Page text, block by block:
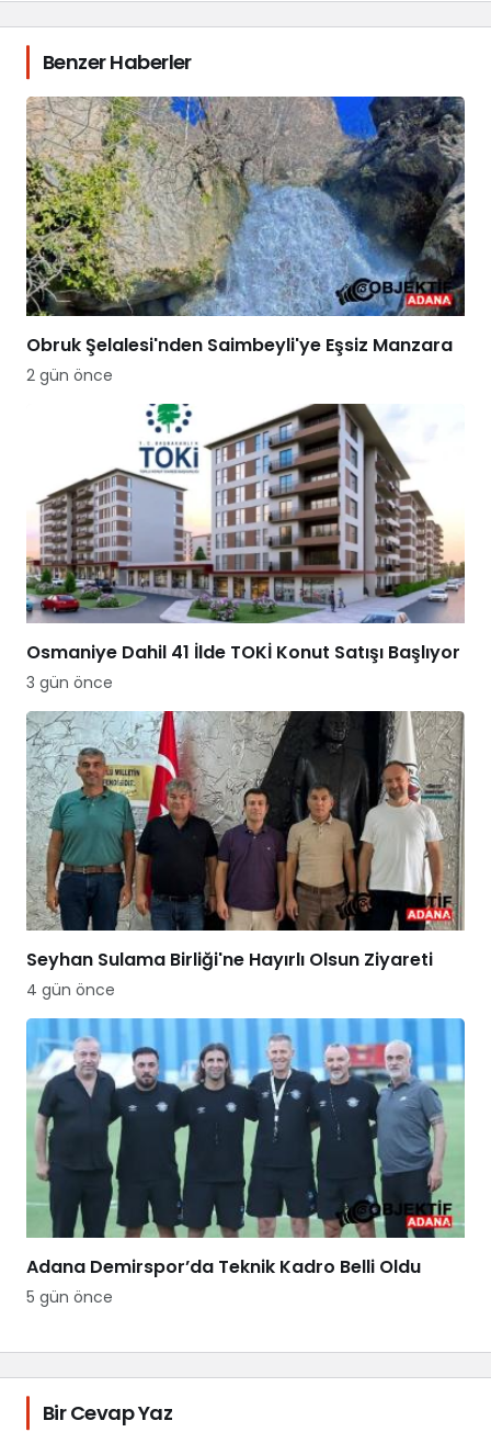
Benzer Haberler
Obruk Şelalesi'nden Saimbeyli'ye Eşsiz Manzara
2 gün önce
Osmaniye Dahil 41 İlde TOKİ Konut Satışı Başlıyor
3 gün önce
Seyhan Sulama Birliği'ne Hayırlı Olsun Ziyareti
4 gün önce
Adana Demirspor’da Teknik Kadro Belli Oldu
5 gün önce
Bir Cevap Yaz